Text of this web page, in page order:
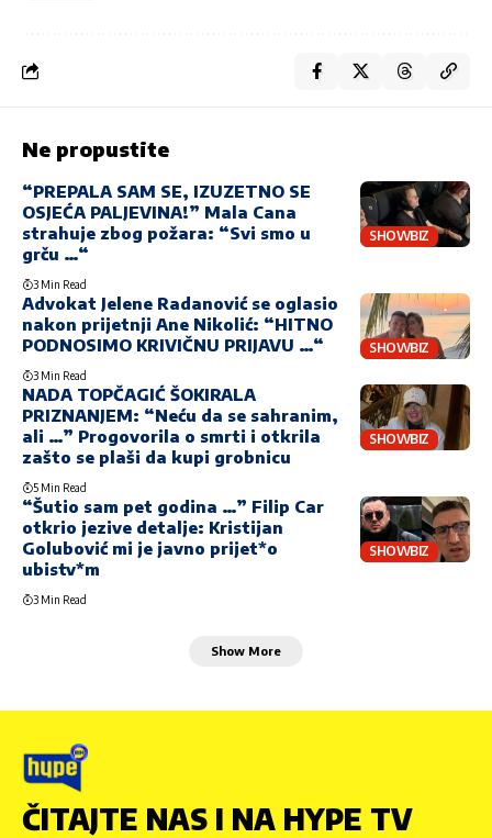
Ne propustite
SHOWBIZ
“PREPALA SAM SE, IZUZETNO SE
OSJEĆA PALJEVINA!” Mala Cana
strahuje zbog požara: “Svi smo u
grču …“
3 Min Read
SHOWBIZ
Advokat Jelene Radanović se oglasio
nakon prijetnji Ane Nikolić: “HITNO
PODNOSIMO KRIVIČNU PRIJAVU …“
3 Min Read
SHOWBIZ
NADA TOPČAGIĆ ŠOKIRALA
PRIZNANJEM: “Neću da se sahranim,
ali …” Progovorila o smrti i otkrila
zašto se plaši da kupi grobnicu
5 Min Read
SHOWBIZ
“Šutio sam pet godina …” Filip Car
otkrio jezive detalje: Kristijan
Golubović mi je javno prijet*o
ubistv*m
3 Min Read
Show More
ČITAJTE NAS I NA HYPE TV